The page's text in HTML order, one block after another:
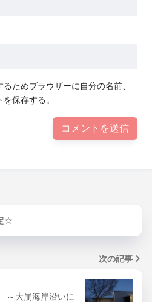
ためブラウザーに自分の名前、
保存する。
☆
次の記事
～大崩海岸沿いに